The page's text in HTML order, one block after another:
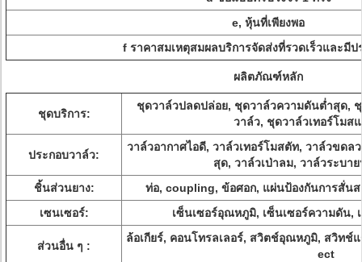
e, หุ้นที่เพียงพอ
f ราคาสมเหตุสมผลบริการจัดส่งที่รวดเร็วและมี
ผลิตภัณฑ์หลัก
ชุดบริการ:
ชุดวาล์วปลดปล่อย, ชุดวาล์วความดันต่ำสุด,
วาล์ว, ชุดวาล์วเทอร์โมส
ประกอบวาล์ว:
วาล์วอากาศไอดี, วาล์วเทอร์โมสตัท, วาล์วขด
สุด, วาล์วเป่าลม, วาล์วระบา
ชิ้นส่วนยาง:
ท่อ, coupling, ข้อศอก, แผ่นป้องกันการสั่น
เซนเซอร์:
เซ็นเซอร์อุณหภูมิ, เซ็นเซอร์ความดัน,
ส่วนอื่น ๆ :
ล้อเกียร์, คอนโทรลเลอร์, สวิตช์อุณหภูมิ, สวิทช์
ect